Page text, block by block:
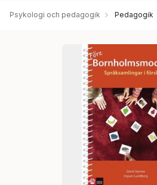
Psykologi och pedagogik Pedagogik